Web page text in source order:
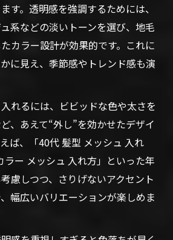
す。透明感を強調するためには、
系などの淡いトーンを選び、地毛
カラー設計が効果的です。これに
に見え、季節感やトレンド感も演
れるには、ビビッドな色や太さを
、あえて“外し”を効かせたデザイ
ば、「40代 髪型 メッシュ 入れ
ー メッシュ 入れ方」といった年
慮しつつ、さりげないアクセント
幅広いバリエーションが楽しめま